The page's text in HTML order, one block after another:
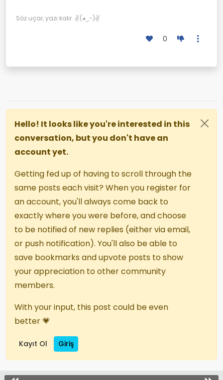
Söz uçar, yazı kalır. ✌(◕‿-)✌
0
Hello! It looks like you're interested in this
conversation, but you don't have an
account yet.
Getting fed up of having to scroll through the
same posts each visit? When you register for
an account, you'll always come back to
exactly where you were before, and choose
to be notified of new replies (either via email,
or push notification). You'll also be able to
save bookmarks and upvote posts to show
your appreciation to other community
members.
With your input, this post could be even
better 💗
Kayıt Ol Giriş